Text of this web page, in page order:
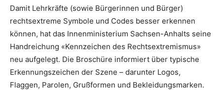
Damit Lehrkräfte (sowie Bürgerinnen und Bürger)
rechtsextreme Symbole und Codes besser erkennen
können, hat das Innenministerium Sachsen-Anhalts seine
Handreichung «Kennzeichen des Rechtsextremismus»
neu aufgelegt. Die Broschüre informiert über typische
Erkennungszeichen der Szene – darunter Logos,
Flaggen, Parolen, Grußformen und Bekleidungsmarken.